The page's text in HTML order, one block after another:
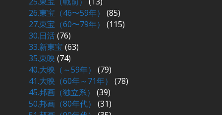
26.東宝（46〜59年）
(85)
27.東宝（60〜79年）
(115)
30.日活(76)
33.新東宝 (63)
35.東映 (74)
40.大映（～59年）
(79)
41.大映（60年～71年）
(78)
45.邦画（独立系）
(39)
50.邦画（80年代）
(31)